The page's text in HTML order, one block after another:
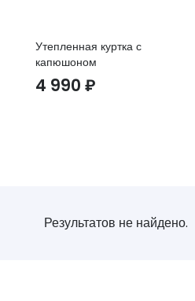
Утепленная куртка с
капюшоном
4 990₽
Результатов не найдено.